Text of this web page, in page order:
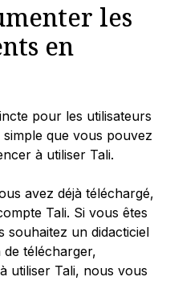
les
en
pour les utilisateurs
que vous pouvez
à utiliser Tali.
avez déjà téléchargé,
Tali. Si vous êtes
souhaitez un didacticiel
télécharger,
utiliser Tali, nous vous